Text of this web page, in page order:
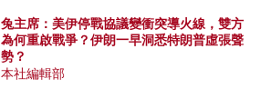
兔主席：美伊停戰協議變衝突導火線，雙方
為何重啟戰爭？伊朗一早洞悉特朗普虛張聲
勢？
本社編輯部